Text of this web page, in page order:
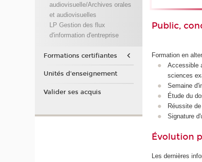
Public,
Formation en
Accessible
sciences
Semaine
Étude du
Réussite
Signature
Évolution
Les dernières
audiovisuelle/Archives orales
et audiovisuelles
LP Gestion des flux
d'information d'entreprise
Formations certifiantes
Unités d'enseignement
Valider ses acquis